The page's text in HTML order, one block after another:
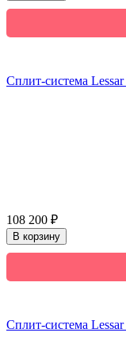
Сплит-система
108 200 ₽
В корзину
Сплит-система